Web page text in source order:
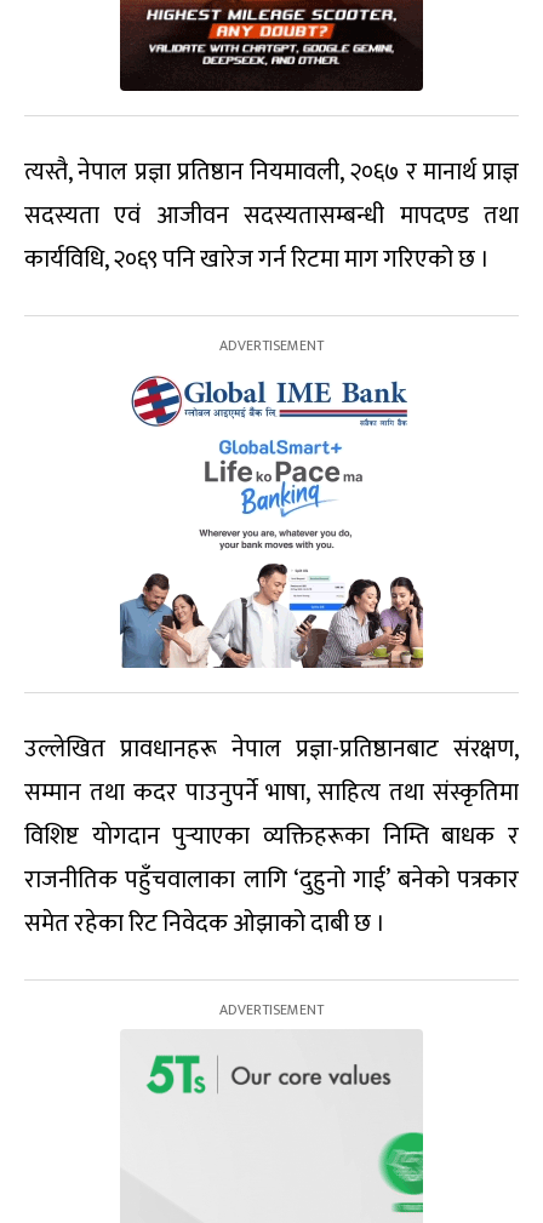
त्यस्तै, नेपाल प्रज्ञा प्रतिष्ठान नियमावली, २०६७ र मानार्थ प्राज्ञ
सदस्यता एवं आजीवन सदस्यतासम्बन्धी मापदण्ड तथा
कार्यविधि, २०६९ पनि खारेज गर्न रिटमा माग गरिएको छ ।
उल्लेखित प्रावधानहरू नेपाल प्रज्ञा-प्रतिष्ठानबाट संरक्षण,
सम्मान तथा कदर पाउनुपर्ने भाषा, साहित्य तथा संस्कृतिमा
विशिष्ट योगदान पुर्‍याएका व्यक्तिहरूका निम्ति बाधक र
राजनीतिक पहुँचवालाका लागि ‘दुहुनो गाई’ बनेको पत्रकार
समेत रहेका रिट निवेदक ओझाको दाबी छ ।